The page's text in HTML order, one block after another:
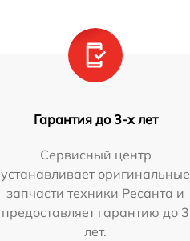
Гарантия до 3-х лет
Сервисный центр
устанавливает оригинальные
запчасти техники Ресанта и
предоставляет гарантию до 3
лет.